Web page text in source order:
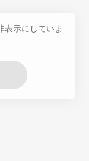
表示にしていま